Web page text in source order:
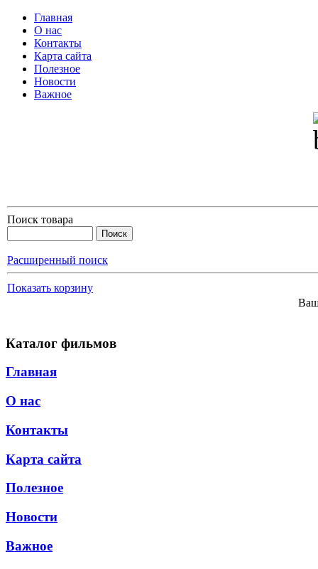
Главная
О нас
Контакты
Карта сайта
Полезное
Новости
Важное
Поиск товара
Расширенный поиск
Показать корзину
Каталог фильмов
Главная
О нас
Контакты
Карта сайта
Полезное
Новости
Важное